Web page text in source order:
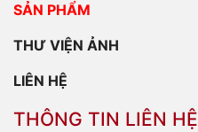
SẢN PHẨM
THƯ VIỆN ẢNH
LIÊN HỆ
THÔNG TIN LIÊN HỆ